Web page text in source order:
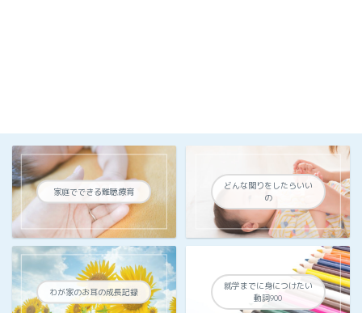
家庭でできる難聴療育
どんな関りをしたらいい
の
わが家のお耳の成長記録
就学までに身につけたい
動詞900